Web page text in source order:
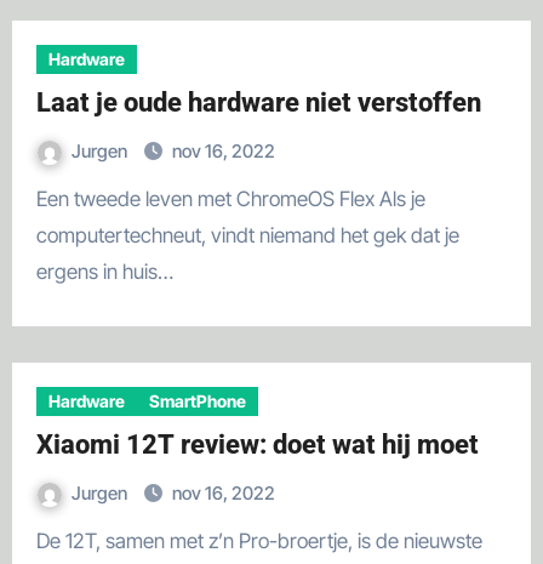
Hardware
Laat je oude hardware niet verstoffen
Jurgen nov 16, 2022
Een tweede leven met ChromeOS Flex Als je
computertechneut, vindt niemand het gek dat je
ergens in huis…
Hardware SmartPhone
Xiaomi 12T review: doet wat hij moet
Jurgen nov 16, 2022
De 12T, samen met z’n Pro-broertje, is de nieuwste